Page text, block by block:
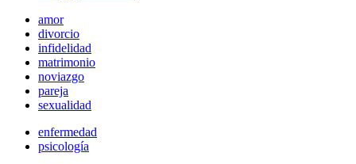
amor
divorcio
infidelidad
matrimonio
noviazgo
pareja
sexualidad
enfermedad
psicología